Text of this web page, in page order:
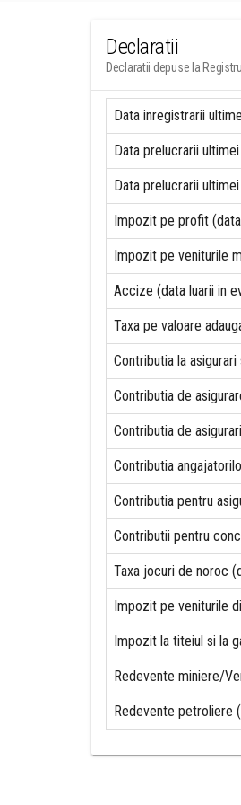
Declaratii
Declaratii depuse la
Data inregistrarii
Data prelucrarii
Data prelucrarii
Impozit pe profit
Impozit pe veniturile
Accize (data luarii in
Taxa pe valoare
Contributia la
Contributia de
Contributia de
Contributia
Contributia pentru
Contributii pentru
Taxa jocuri de noroc
Impozit pe veniturile
Impozit la titeiul si la
Redevente miniere/
Redevente petroliere